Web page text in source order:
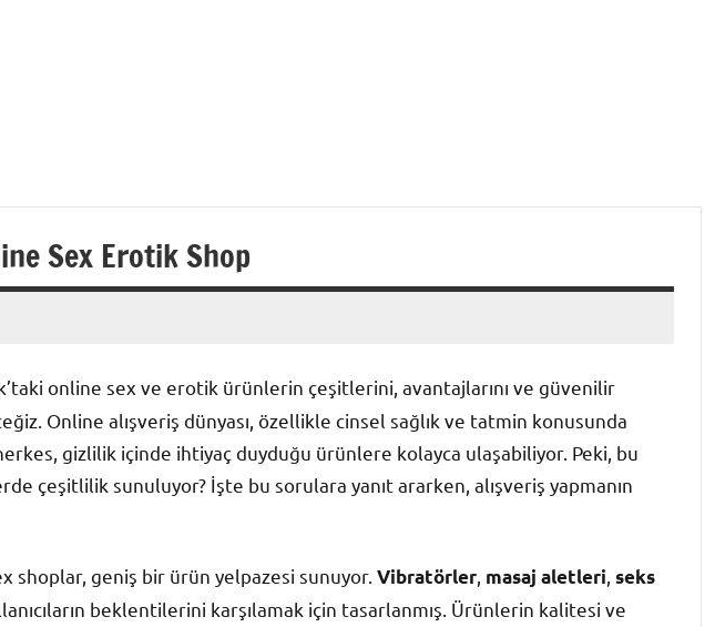
Sex Erotik Shop
online sex ve erotik ürünlerin çeşitlerini, avantajlarını ve güvenilir
Online alışveriş dünyası, özellikle cinsel sağlık ve tatmin konusunda
gizlilik içinde ihtiyaç duyduğu ürünlere kolayca ulaşabiliyor. Peki, bu
çeşitlilik sunuluyor? İşte bu sorulara yanıt ararken, alışveriş yapmanın
shoplar, geniş bir ürün yelpazesi sunuyor. Vibratörler masaj aletleri seks
beklentilerini karşılamak için tasarlanmış. Ürünlerin kalitesi ve